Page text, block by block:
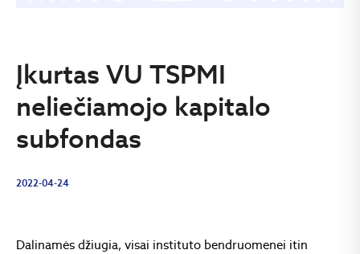
Įkurtas VU TSPMI
neliečiamojo kapitalo
subfondas
2022-04-24
Dalinamės džiugia, visai instituto bendruomenei itin